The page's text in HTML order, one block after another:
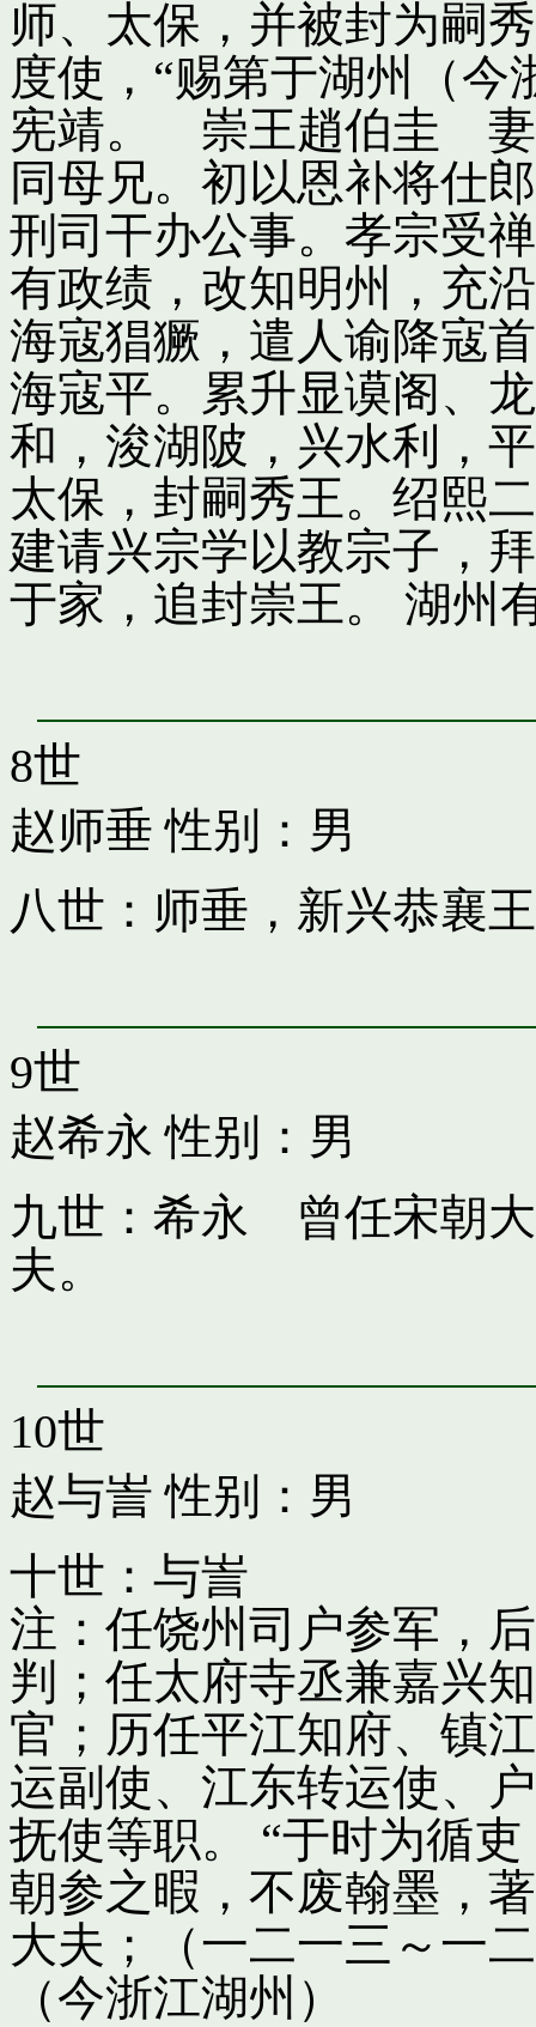
师、太保，并被封为嗣
度使，“赐第于湖州（今
宪靖。 崇王趙伯圭 妻
同母兄。初以恩补将仕
刑司干办公事。孝宗受
有政绩，改知明州，充
海寇猖獗，遣人谕降寇
海寇平。累升显谟阁、
和，浚湖陂，兴水利，
太保，封嗣秀王。绍熙
建请兴宗学以教宗子，
于家，追封崇王。 湖州
8世
赵师垂 性别：男
八世：师垂，新兴恭襄王
9世
赵希永 性别：男
九世：希永 曾任宋朝
夫。
10世
赵与訔 性别：男
十世：与訔
注：任饶州司户参军，
判；任太府寺丞兼嘉兴
官；历任平江知府、镇
运副使、江东转运使、
抚使等职。 “于时为循
朝参之暇，不废翰墨，
大夫；（一二一三～一
（今浙江湖州）